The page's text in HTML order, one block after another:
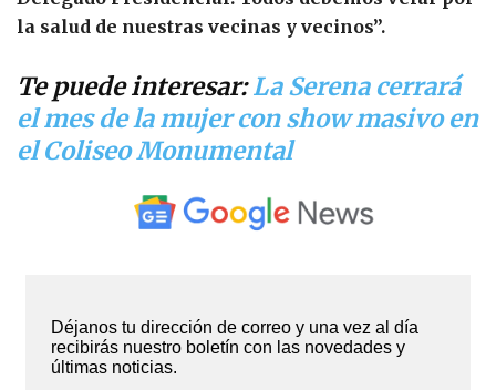
la salud de nuestras vecinas y vecinos”.
Te puede interesar:La Serena cerrará
el mes de la mujer con show masivo en
el Coliseo Monumental